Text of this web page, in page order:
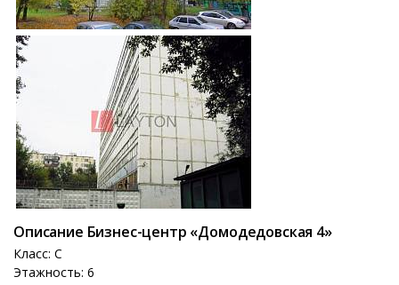
Описание Бизнес-центр «Домодедовская 4»
Класс: C
Этажность: 6